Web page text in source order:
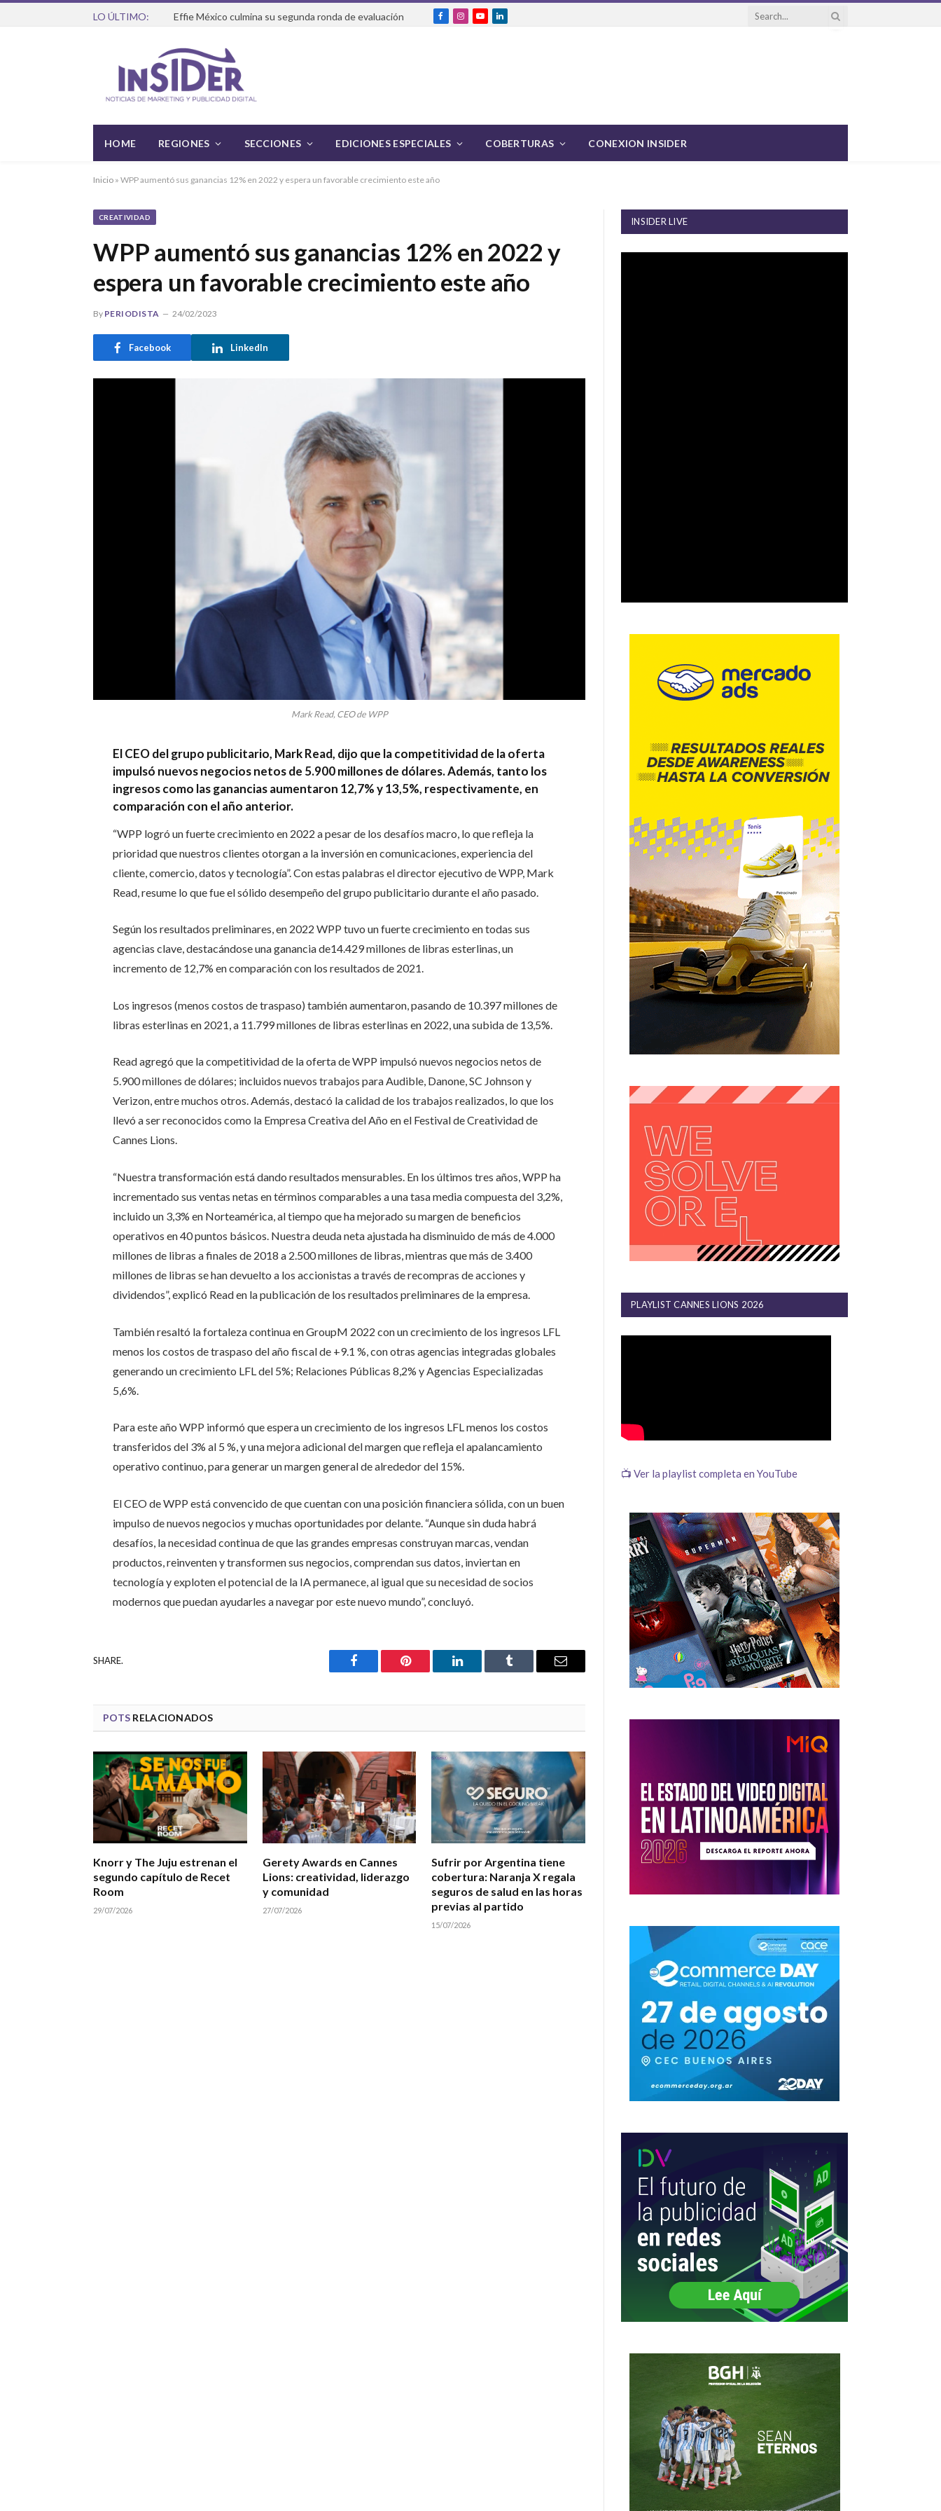
LO ÚLTIMO: Effie México culmina su segunda ronda de evaluación
FacebookInstagram
YouTubeLinkedIn
HOME REGIONES SECCIONES EDICIONES ESPECIALES COBERTURAS CONEXION INSIDER
Inicio » WPP aumentó sus ganancias 12% en 2022 y espera un favorable crecimiento este año
CREATIVIDAD
WPP aumentó sus ganancias 12% en 2022 y
espera un favorable crecimiento este año
By PERIODISTA 24/02/2023
Facebook LinkedIn
Mark Read, CEO de WPP
El CEO del grupo publicitario, Mark Read, dijo que la competitividad de la oferta
impulsó nuevos negocios netos de 5.900 millones de dólares. Además, tanto los
ingresos como las ganancias aumentaron 12,7% y 13,5%, respectivamente, en
comparación con el año anterior.
“WPP logró un fuerte crecimiento en 2022 a pesar de los desafíos macro, lo que refleja la
prioridad que nuestros clientes otorgan a la inversión en comunicaciones, experiencia del
cliente, comercio, datos y tecnología”. Con estas palabras el director ejecutivo de WPP, Mark
Read, resume lo que fue el sólido desempeño del grupo publicitario durante el año pasado.
Según los resultados preliminares, en 2022 WPP tuvo un fuerte crecimiento en todas sus
agencias clave, destacándose una ganancia de14.429 millones de libras esterlinas, un
incremento de 12,7% en comparación con los resultados de 2021.
Los ingresos (menos costos de traspaso) también aumentaron, pasando de 10.397 millones de
libras esterlinas en 2021, a 11.799 millones de libras esterlinas en 2022, una subida de 13,5%.
Read agregó que la competitividad de la oferta de WPP impulsó nuevos negocios netos de
5.900 millones de dólares; incluidos nuevos trabajos para Audible, Danone, SC Johnson y
Verizon, entre muchos otros. Además, destacó la calidad de los trabajos realizados, lo que los
llevó a ser reconocidos como la Empresa Creativa del Año en el Festival de Creatividad de
Cannes Lions.
“Nuestra transformación está dando resultados mensurables. En los últimos tres años, WPP ha
incrementado sus ventas netas en términos comparables a una tasa media compuesta del 3,2%,
incluido un 3,3% en Norteamérica, al tiempo que ha mejorado su margen de beneficios
operativos en 40 puntos básicos. Nuestra deuda neta ajustada ha disminuido de más de 4.000
millones de libras a finales de 2018 a 2.500 millones de libras, mientras que más de 3.400
millones de libras se han devuelto a los accionistas a través de recompras de acciones y
dividendos”, explicó Read en la publicación de los resultados preliminares de la empresa.
También resaltó la fortaleza continua en GroupM 2022 con un crecimiento de los ingresos LFL
menos los costos de traspaso del año fiscal de +9.1 %, con otras agencias integradas globales
generando un crecimiento LFL del 5%; Relaciones Públicas 8,2% y Agencias Especializadas
5,6%.
Para este año WPP informó que espera un crecimiento de los ingresos LFL menos los costos
transferidos del 3% al 5 %, y una mejora adicional del margen que refleja el apalancamiento
operativo continuo, para generar un margen general de alrededor del 15%.
El CEO de WPP está convencido de que cuentan con una posición financiera sólida, con un buen
impulso de nuevos negocios y muchas oportunidades por delante. “Aunque sin duda habrá
desafíos, la necesidad continua de que las grandes empresas construyan marcas, vendan
productos, reinventen y transformen sus negocios, comprendan sus datos, inviertan en
tecnología y exploten el potencial de la IA permanece, al igual que su necesidad de socios
modernos que puedan ayudarles a navegar por este nuevo mundo”, concluyó.
SHARE.
Facebook Pinterest LinkedIn Tumblr Email
POTS RELACIONADOS
Knorr y The Juju estrenan el
segundo capítulo de Recet
Room
29/07/2026
Gerety Awards en Cannes
Lions: creatividad, liderazgo
y comunidad
27/07/2026
Sufrir por Argentina tiene
cobertura: Naranja X regala
seguros de salud en las horas
previas al partido
15/07/2026
INSIDER LIVE
PLAYLIST CANNES LIONS 2026
📺 Ver la playlist completa en YouTube